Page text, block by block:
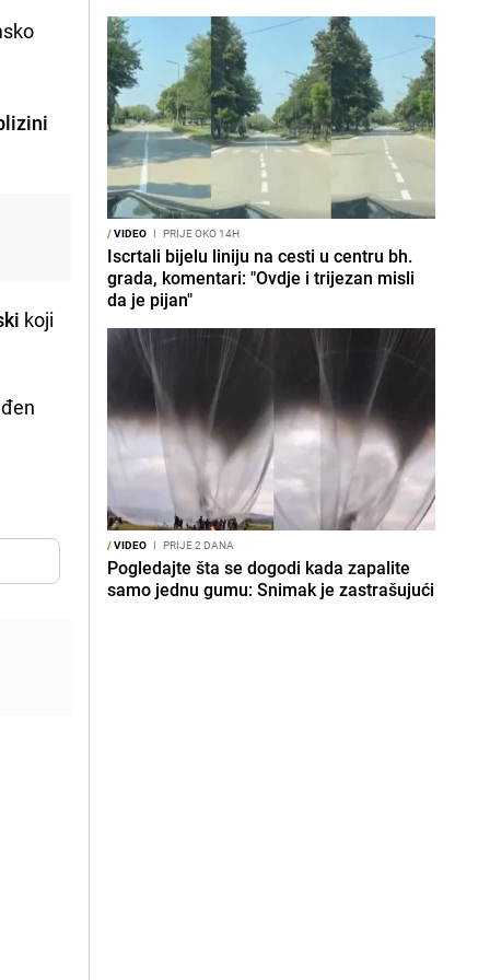
koji
/VIDEO I PRIJE OKO 14H
Iscrtali bijelu liniju na cesti u centru bh.
grada, komentari: "Ovdje i trijezan misli
da je pijan"
/VIDEO I PRIJE 2 DANA
Pogledajte šta se dogodi kada zapalite
samo jednu gumu: Snimak je zastrašujući